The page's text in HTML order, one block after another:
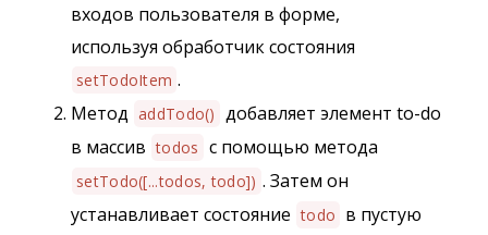
входов пользователя в форме,
используя обработчик состояния
setTodoItem .
Метод addTodo() добавляет элемент to-do
в массив todos с помощью метода
setTodo([...todos, todo]) . Затем он
устанавливает состояние todo в пустую